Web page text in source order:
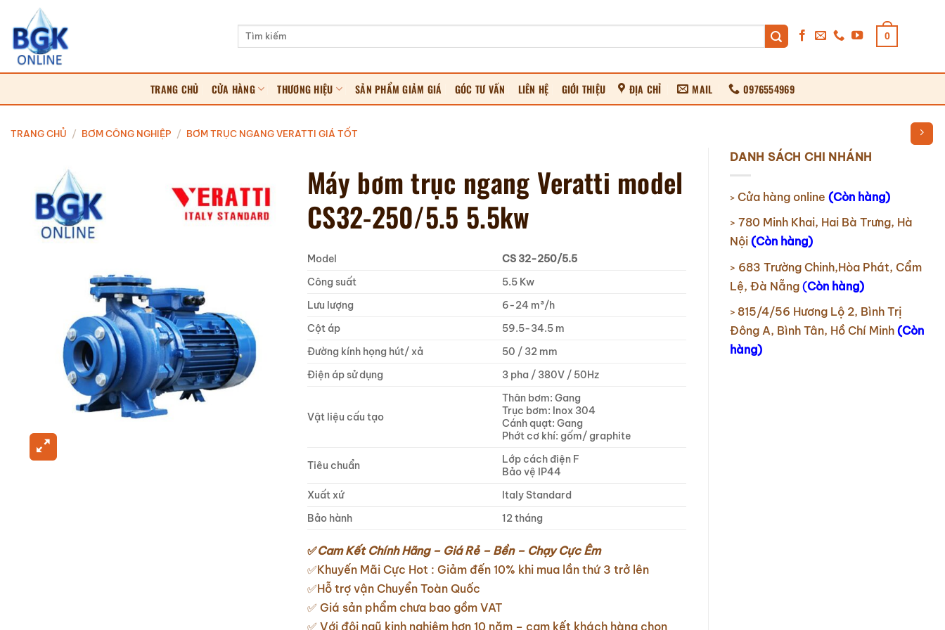
qua
nội
dung
Tìm
0
TRANG CHỦ CỬA HÀNG THƯƠNG HIỆU SẢN PHẨM GIẢM GIÁ GÓC TƯ VẤN LIÊN HỆ GIỚI THIỆU ĐỊA CHỈ MAIL 0976554969
TRANG CHỦ / BƠM CÔNG NGHIỆP / BƠM TRỤC NGANG VERATTI GIÁ TỐT
DANH SÁCH CHI NHÁNH
> Cửa hàng online (Còn hàng)
> 780 Minh Khai, Hai Bà Trưng, Hà
Nội (Còn hàng)
> 683 Trường Chinh,Hòa Phát, Cẩm
Lệ, Đà Nẵng (Còn hàng)
> 815/4/56 Hương Lộ 2, Bình Trị
Đông A, Bình Tân, Hồ Chí Minh (Còn
hàng)
Máy bơm trục ngang Veratti model
CS32-250/5.5 5.5kw
Model
CS 32-250/5.5
Công suất
5.5 Kw
Lưu lượng
6-24 m³/h
Cột áp
59.5-34.5 m
Đường kính họng hút/ xả
50 / 32 mm
Điện áp sử dụng
3 pha / 380V / 50Hz
Vật liệu cấu tạo
Thân bơm: Gang
Trục bơm: Inox 304
Cánh quạt: Gang
Phớt cơ khí: gốm/ graphite
Tiêu chuẩn
Lớp cách điện F
Bảo vệ IP44
Xuất xứ
Italy Standard
Bảo hành
12 tháng
✅Cam Kết Chính Hãng – Giá Rẻ – Bền – Chạy Cực Êm
✅Khuyến Mãi Cực Hot : Giảm đến 10% khi mua lần thứ 3 trở lên
✅Hỗ trợ vận Chuyển Toàn Quốc
✅ Giá sản phẩm chưa bao gồm VAT
✅ Với đội ngũ kinh nghiệm hơn 10 năm – cam kết khách hàng chọn